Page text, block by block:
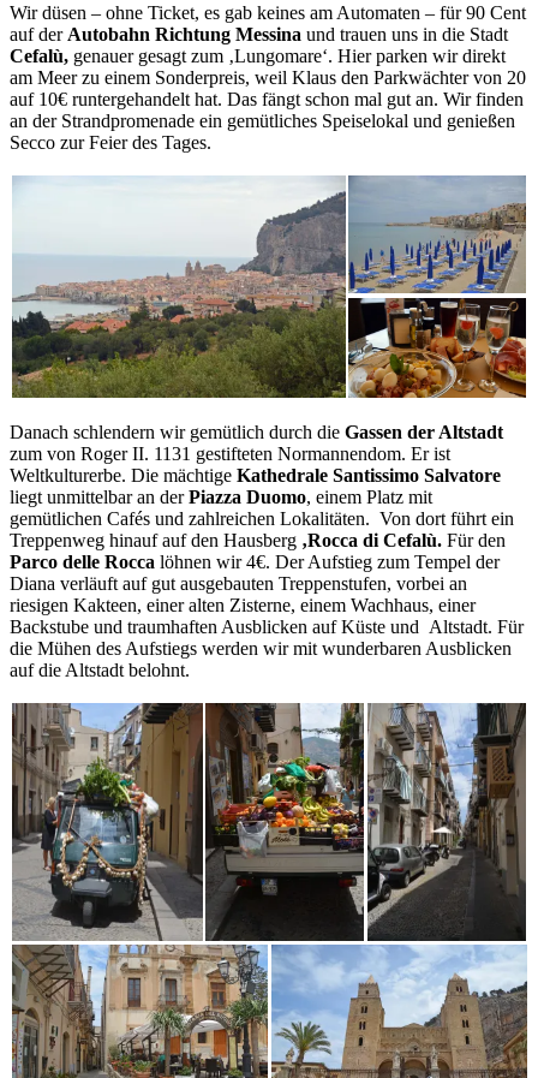
Wir düsen – ohne Ticket, es gab keines am Automaten – für 90 Cent
auf der Autobahn Richtung Messina und trauen uns in die Stadt
Cefalù, genauer gesagt zum ‚Lungomare‘. Hier parken wir direkt
am Meer zu einem Sonderpreis, weil Klaus den Parkwächter von 20
auf 10€ runtergehandelt hat. Das fängt schon mal gut an. Wir finden
an der Strandpromenade ein gemütliches Speiselokal und genießen
Secco zur Feier des Tages.
Danach schlendern wir gemütlich durch die Gassen der Altstadt
zum von Roger II. 1131 gestifteten Normannendom. Er ist
Weltkulturerbe. Die mächtige Kathedrale Santissimo Salvatore
liegt unmittelbar an derPiazza Duomo, einem Platz mit
gemütlichen Cafés und zahlreichen Lokalitäten. Von dort führt ein
Treppenweg hinauf auf den Hausberg ‚Rocca di Cefalù. Für den
Parco delle Rocca löhnen wir 4€. Der Aufstieg zum Tempel der
Diana verläuft auf gut ausgebauten Treppenstufen, vorbei an
riesigen Kakteen, einer alten Zisterne, einem Wachhaus, einer
Backstube und traumhaften Ausblicken auf Küste und Altstadt. Für
die Mühen des Aufstiegs werden wir mit wunderbaren Ausblicken
auf die Altstadt belohnt.